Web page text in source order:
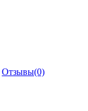
Отзывы(0)